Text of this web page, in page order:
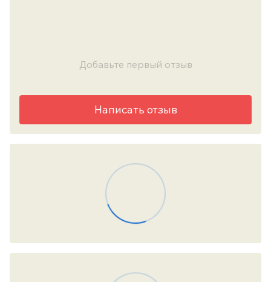
Добавьте первый отзыв
Написать отзыв